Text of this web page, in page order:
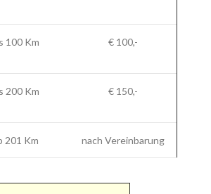
100 Km € 100,-
200 Km € 150,-
201 Km nach Vereinbarung